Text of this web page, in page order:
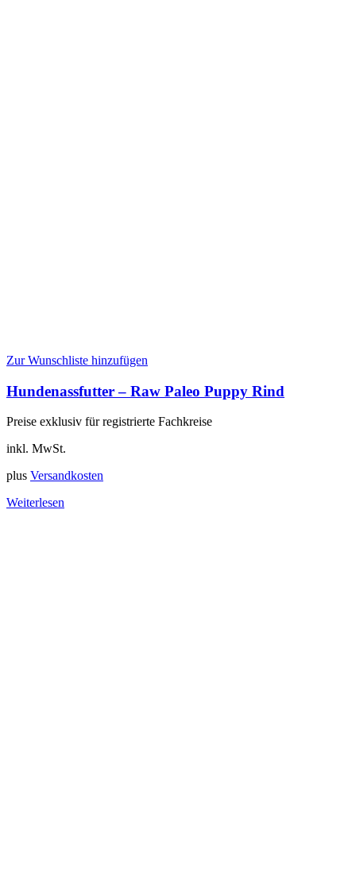
Zur Wunschliste hinzufügen
Hundenassfutter – Raw Paleo Puppy Rind
Preise exklusiv für registrierte Fachkreise
inkl. MwSt.
plus Versandkosten
Weiterlesen